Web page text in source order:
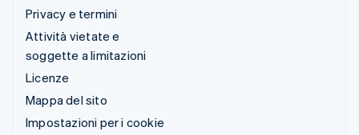
Privacy e termini
Attività vietate e
soggette a limitazioni
Licenze
Mappa del sito
Impostazioni per i cookie